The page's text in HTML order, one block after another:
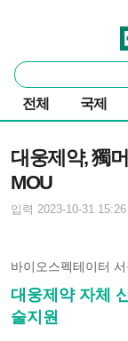
통
합
검
색
전체 국제
대웅제약, 獨
MOU
입력 2023-10-31 15:26
바이오스펙테이터
대웅제약 자체
술지원